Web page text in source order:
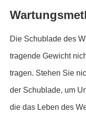
Die Schublade des
tragende Gewicht
tragen. Stehen Sie
der Schublade, um
die das Leben des